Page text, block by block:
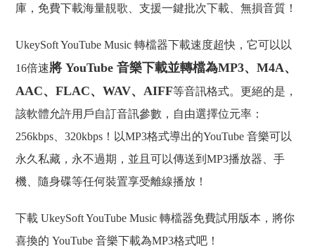
庫，免費下載海量靚歌、支援一鍵批次下載、無損音質！
UkeySoft YouTube Music 轉檔器下載速度超快，它可以以
16倍速將 YouTube 音樂下載並轉檔為MP3、M4A、
AAC、FLAC、WAV、AIFF等音訊格式。更絕的是，
該軟體允許用戶自訂音訊參數，自由選擇位元率：
256kbps、320kbps！以MP3格式導出的YouTube 音樂可以
永久私藏，永不過期，並且可以傳送到MP3播放器、手
機、隨身碟等任何裝置享受離線播放！
下載 UkeySoft YouTube Music 轉檔器免費試用版本，將你
喜換的 YouTube 音樂下載為MP3格式吧！